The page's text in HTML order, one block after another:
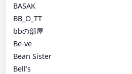
BASAK
BB_O_TT
bbの部屋
Be-ve
Bean Sister
Bell’s